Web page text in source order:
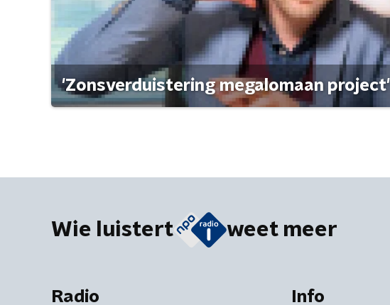
'Zonsverduistering megalomaan project'
Wie luistert weet meer
Radio Info